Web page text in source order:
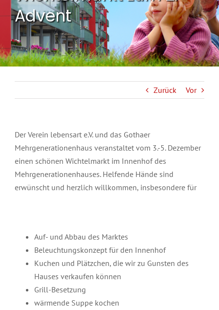
Advent
Zurück Vor
Der Verein lebensart e.V. und das Gothaer
Mehrgenerationenhaus veranstaltet vom 3.-5. Dezember
einen schönen Wichtelmarkt im Innenhof des
Mehrgenerationenhauses. Helfende Hände sind
erwünscht und herzlich willkommen, insbesondere für
Auf- und Abbau des Marktes
Beleuchtungskonzept für den Innenhof
Kuchen und Plätzchen, die wir zu Gunsten des
Hauses verkaufen können
Grill-Besetzung
wärmende Suppe kochen